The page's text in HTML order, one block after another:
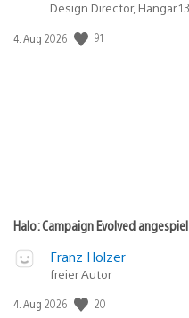
Design Director, Hangar 13
Veröffentlichungsdatum:
4. Aug 2026 91
Halo: Campaign Evolved
Franz Holzer
freier Autor
Veröffentlichungsdatum:
4. Aug 2026 20